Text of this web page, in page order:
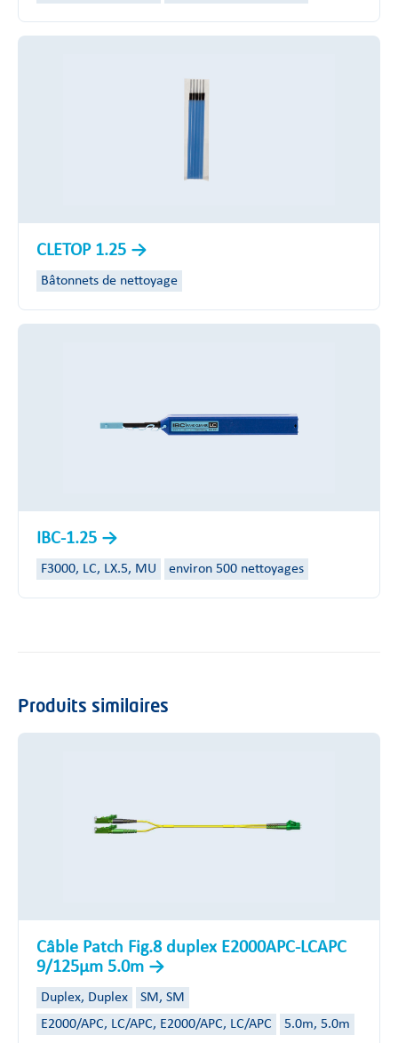
CLETOP 1.25
Bâtonnets de nettoyage
IBC-1.25
F3000, LC, LX.5, MU environ 500 nettoyages
Produits similaires
Câble Patch Fig.8 duplex E2000APC-LCAPC
9/125µm 5.0m
Duplex, Duplex
SM, SM
E2000/APC, LC/APC, E2000/APC, LC/APC
5.0m, 5.0m